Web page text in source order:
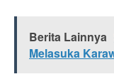
Berita Lainnya
Melasuka